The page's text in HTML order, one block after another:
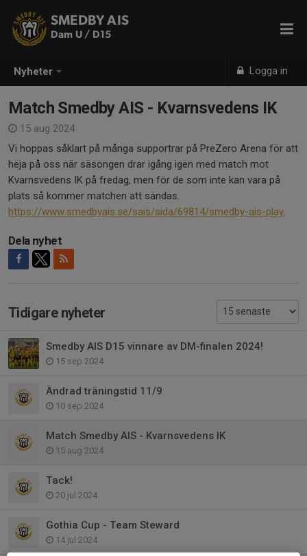
Nyheter Logga in
SMEDBY AIS
Dam U / D15
Match Smedby AIS - Kvarnsvedens IK
15 aug 2024
Vi hoppas såklart på många supportrar på PreZero Arena för att
heja på oss när säsongen drar igång igen med match mot
Kvarnsvedens IK på fredag, men för de som inte kan vara på
plats så kommer matchen att sändas.
https://www.smedbyais.se/sais/sida/69814/smedby-ais-play.
Dela nyhet
Tidigare nyheter
Smedby AIS D15 vinnare av DM-finalen 2024!
15 sep 2024
Ändrad träningstid 11/9
10 sep 2024
Match Smedby AIS - Kvarnsvedens IK
15 aug 2024
Tack!
20 jul 2024
Gothia Cup - Team Steward
14 jul 2024